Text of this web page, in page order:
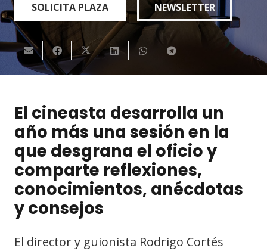
SOLICITA PLAZA NEWSLETTER
El cineasta desarrolla un
año más una sesión en la
que desgrana el oficio y
comparte reflexiones,
conocimientos, anécdotas
y consejos
El director y guionista Rodrigo Cortés